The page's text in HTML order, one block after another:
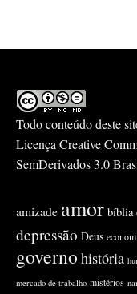
Todo conteúdo deste
LicençaCreative
SemDerivados 3.0
amizade amor bíblia
depressão Deus
governo história
mercado de trabalho mistérios